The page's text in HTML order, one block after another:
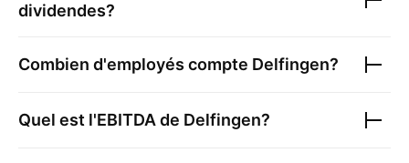
dividendes?
Combien d'employés compte Delfingen?
Quel est l'EBITDA de Delfingen?